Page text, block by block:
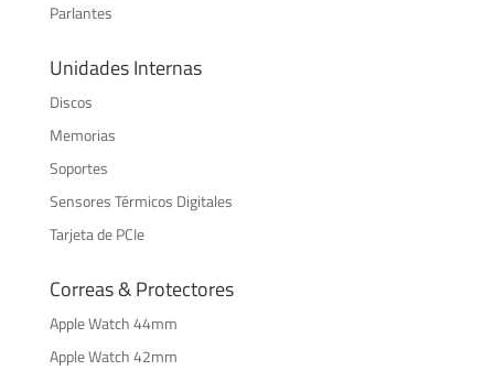
Parlantes
Unidades Internas
Discos
Memorias
Soportes
Sensores Térmicos Digitales
Tarjeta de PCIe
Correas & Protectores
Apple Watch 44mm
Apple Watch 42mm